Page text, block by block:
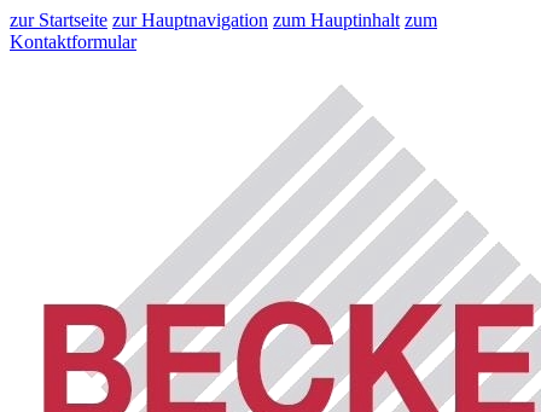
zur Startseite zur Hauptnavigation zum Hauptinhalt zum
Kontaktformular